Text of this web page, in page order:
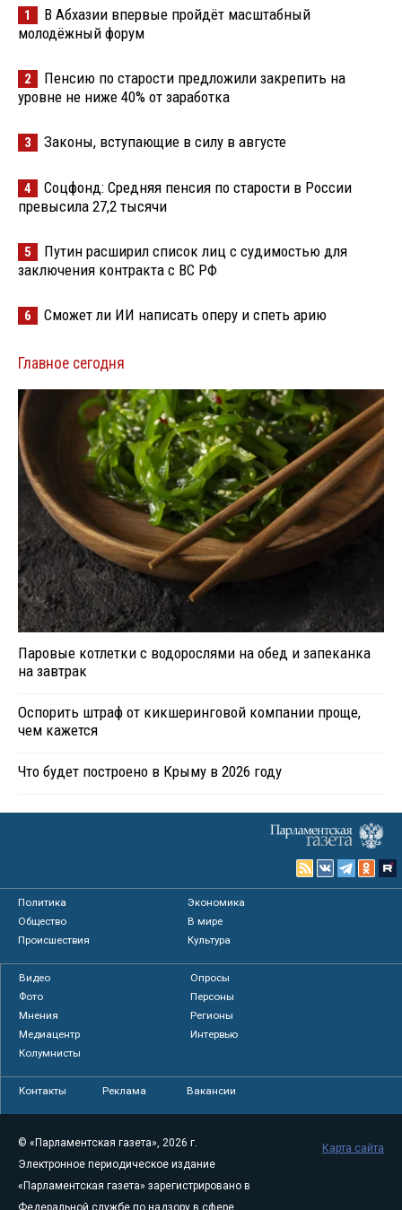
1
В Абхазии впервые пройдёт масштабный
молодёжный форум
2
Пенсию по старости предложили закрепить на
уровне не ниже 40% от заработка
3 Законы, вступающие в силу в августе
4
Соцфонд: Средняя пенсия по старости в России
превысила 27,2 тысячи
5
Путин расширил список лиц с судимостью для
заключения контракта с ВС РФ
6 Сможет ли ИИ написать оперу и спеть арию
Главное сегодня
Паровые котлетки с водорослями на обед и запеканка
на завтрак
Оспорить штраф от кикшеринговой компании проще,
чем кажется
Что будет построено в Крыму в 2026 году
Политика
Экономика
Общество
В мире
Происшествия
Культура
Видео
Опросы
Фото
Персоны
Мнения
Регионы
Медиацентр
Интервью
Колумнисты
Контакты Реклама Вакансии
© «Парламентская газета», 2026 г.
Электронное периодическое издание
«Парламентская газета» зарегистрировано в
Федеральной службе по надзору в сфере
Карта сайта